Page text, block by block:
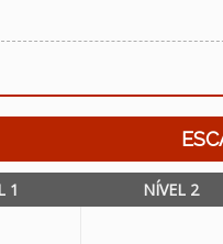
1 NÍVEL 2